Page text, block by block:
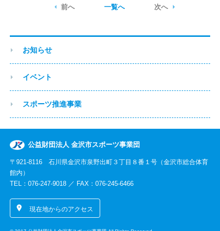
前へ 一覧へ 次へ
お知らせ
イベント
スポーツ推進事業
公益財団法人 金沢市スポーツ事業団
〒921-8116 石川県金沢市泉野出町３丁目８番１号（金沢市総合体育
館内）
TEL：076-247-9018 ／ FAX：076-245-6466
現在地からのアクセス